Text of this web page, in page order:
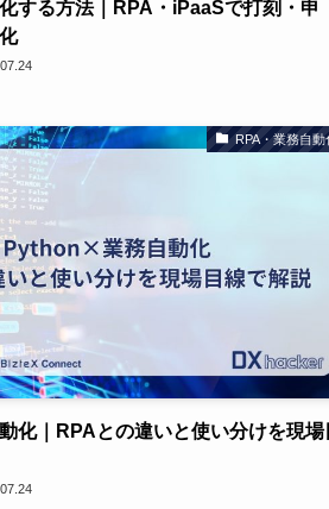
する方法｜RPA・iPaaSで打刻・申
RPA・業務自動
化｜RPAとの違いと使い分けを現場